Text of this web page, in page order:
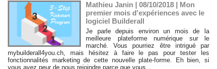
Mathieu Janin | 08/10/2018 | Mon
premier mois d'expériences avec le
logiciel Builderall
Je parle depuis environ un mois de la
meilleure plateforme numérique sur le
marché. Vous pourriez être intrigué par
mybuilderall4you.ch, mais hésitez à faire le pas pour tester les
fonctionnalités marketing de cette nouvelle plate-forme. Eh bien, si
vous avez peur de nous rejoindre parce que vous...